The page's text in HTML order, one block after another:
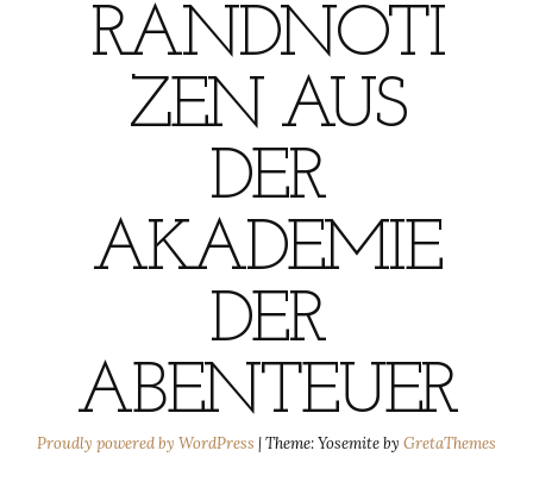
RANDNOTI
ZEN AUS
DER
AKADEMIE
DER
ABENTEUER
Proudly powered by WordPress |Theme: Yosemite by GretaThemes